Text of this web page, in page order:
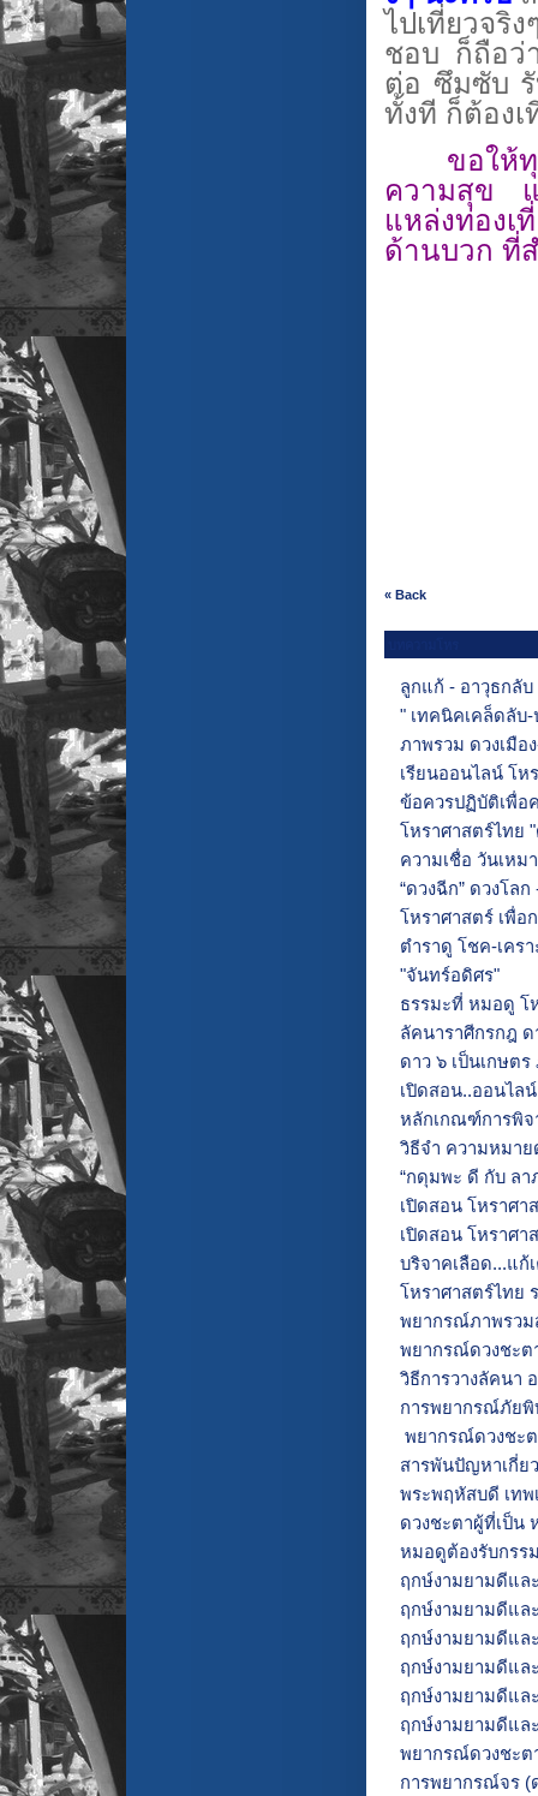
ไปเที่ยวจริ
ชอบ ก็ถือว่
ต่อ ซึมซับ รั
ทั้งที ก็ต้อง
ขอให้
ความสุข
แหล่งท่องเ
ด้านบวก ที่
« Back
ลูกแก้ - อาวุธกลับ
" เทคนิคเคล็ดลับ
ภาพรวม ดวงเมือ
เรียนออนไลน์ โห
ข้อควรปฏิบัติเพื่อ
โหราศาสตร์ไทย
ความเชื่อ วันเหม
“ดวงฉีก” ดวงโล
โหราศาสตร์ เพื่อ
ตำราดู โชค-เคร
"จันทร์อดิศร"
ธรรมะที่ หมอดู โ
ลัคนาราศีกรกฎ ด
ดาว ๖ เป็นเกษต
เปิดสอน..ออนไล
หลักเกณฑ์การพิจ
วิธีจำ ความหมา
“กดุมพะ ดี กับ ลา
เปิดสอน โหราศ
เปิดสอน โหราศา
บริจาคเลือด...แก้
โหราศาสตร์ไทย
พยากรณ์ภาพรวม
พยากรณ์ดวงชะต
วิธีการวางลัคนา
การพยากรณ์ภัย
พยากรณ์ดวงชะต
สารพันปัญหาเกี่ย
พระพฤหัสบดี เทพ
ดวงชะตาผู้ที่เป็น
หมอดูต้องรับกรร
ฤกษ์งามยามดีแล
ฤกษ์งามยามดีแล
ฤกษ์งามยามดีแล
ฤกษ์งามยามดีแล
ฤกษ์งามยามดีแล
ฤกษ์งามยามดีแล
พยากรณ์ดวงชะต
การพยากรณ์จร (